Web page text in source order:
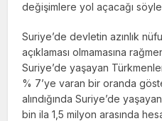
değişimlere yol açacağı
Suriye’de devletin azınlık
açıklaması olmama­sına
Suriye’de yaşayan
% 7’ye varan bir oranda
alındığında Suriye’de
bin ila 1,5 milyon arasında